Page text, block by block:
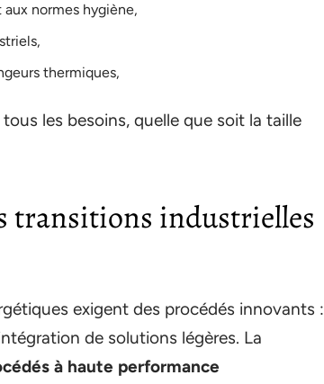
normes hygiène,
thermiques,
tous les besoins, quelle que soit la taille
transitions industrielles
exigent des procédés innovants :
de solutions légères. La
à haute performance